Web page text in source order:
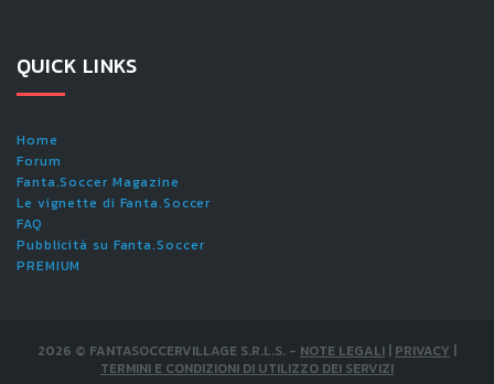
QUICK LINKS
Home
Forum
Fanta.Soccer Magazine
Le vignette di Fanta.Soccer
FAQ
Pubblicità su Fanta.Soccer
PREMIUM
2026 © FANTASOCCERVILLAGE S.R.L.S. - NOTE LEGALI | PRIVACY |
TERMINI E CONDIZIONI DI UTILIZZO DEI SERVIZI